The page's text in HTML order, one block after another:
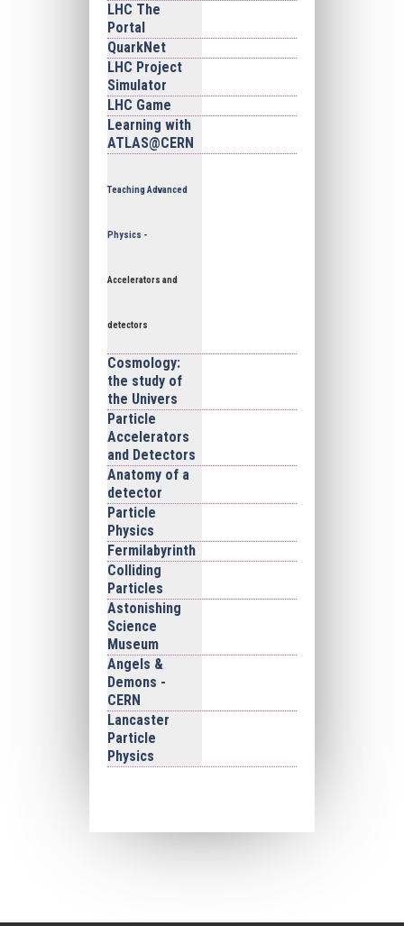
LHC The
Portal
QuarkNet
LHC Project
Simulator
LHC Game
Learning with
ATLAS@CERN
Teaching Advanced
Physics -
Accelerators and
detectors
Cosmology:
the study of
the Univers
Particle
Accelerators
and Detectors
Anatomy of a
detector
Particle
Physics
Fermilabyrinth
Colliding
Particles
Astonishing
Science
Museum
Angels &
Demons -
CERN
Lancaster
Particle
Physics